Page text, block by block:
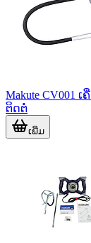
Makute CV001 ເ
ຕິດຕໍ່
ເພີ່ມ